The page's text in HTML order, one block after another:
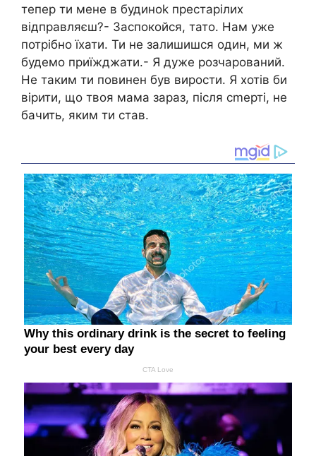
тепер ти мене в будиноk престарілих
відправляєш?- Заспокойся, тато. Нам уже
потрібно їхати. Ти не залишишся один, ми ж
будемо приїжджати.- Я дуже розчарований.
Не таким ти повинен був вирости. Я хотів би
вірити, що твоя мама зараз, після сmерті, не
бачить, яким ти став.